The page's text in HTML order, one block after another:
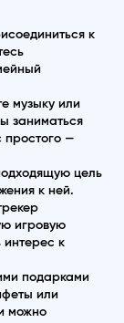
к
музыку или
заниматься
простого —
цель
к ней.
игровую
интерес к
подарками
или
можно